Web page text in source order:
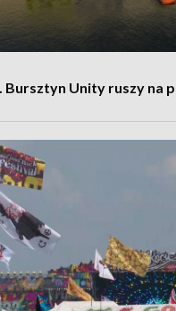
Bursztyn Unity ruszy na